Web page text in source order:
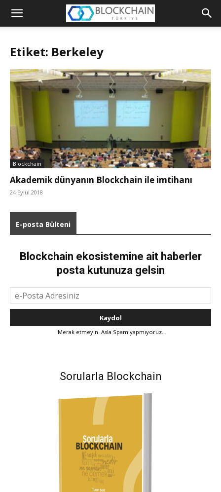
Blockchain
Etiket: Berkeley
Blockchain
Akademik dünyanın Blockchain ile imtihanı
24 Eylül 2018
E-posta Bülteni
Blockchain ekosistemine ait haberler
posta kutunuza gelsin
Merak etmeyin. Asla Spam yapmıyoruz.
Sorularla Blockchain